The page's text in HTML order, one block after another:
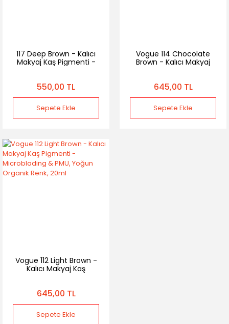
117 Deep Brown - Kalıcı
Makyaj Kaş Pigmenti -
20ml
550,00 TL
Sepete Ekle
Vogue 114 Chocolate
Brown - Kalıcı Makyaj
Yoğun Organik Renk,
20ml
645,00 TL
Sepete Ekle
Vogue 112 Light Brown -
Kalıcı Makyaj Kaş
Renk, 20ml
645,00 TL
Sepete Ekle